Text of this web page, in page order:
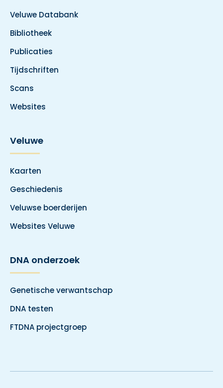
Veluwe Databank
Bibliotheek
Publicaties
Tijdschriften
Scans
Websites
Veluwe
Kaarten
Geschiedenis
Veluwse boerderijen
Websites Veluwe
DNA onderzoek
Genetische verwantschap
DNA testen
FTDNA projectgroep